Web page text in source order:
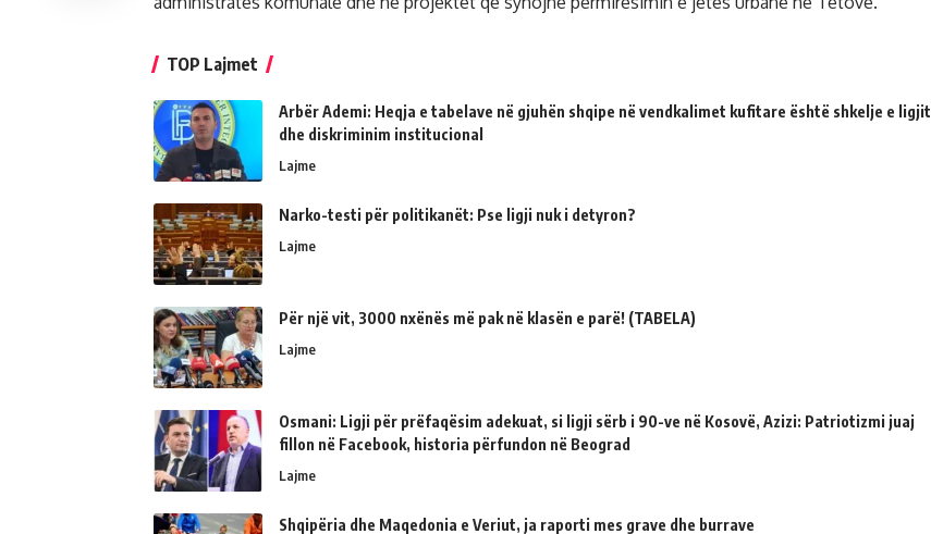
TOP Lajmet
Arbër Ademi: Heqja e tabelave në gjuhën shqipe në vendkalimet kufitare është shkelje e ligjit
dhe diskriminim institucional
Lajme
Narko-testi për politikanët: Pse ligji nuk i detyron?
Lajme
Për një vit, 3000 nxënës më pak në klasën e parë! (TABELA)
Lajme
Osmani: Ligji për prëfaqësim adekuat, si ligji sërb i 90-ve në Kosovë, Azizi: Patriotizmi juaj
fillon në Facebook, historia përfundon në Beograd
Lajme
Shqipëria dhe Maqedonia e Veriut, ja raporti mes grave dhe burrave